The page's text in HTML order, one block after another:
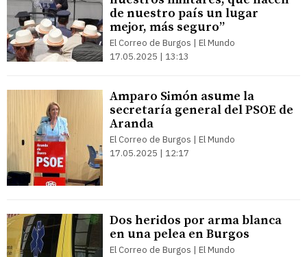
de nuestro país un lugar
mejor, más seguro”
El Correo de Burgos | El Mundo
17.05.2025 | 13:13
Amparo Simón asume la
secretaría general del PSOE de
Aranda
El Correo de Burgos | El Mundo
17.05.2025 | 12:17
Dos heridos por arma blanca
en una pelea en Burgos
El Correo de Burgos | El Mundo